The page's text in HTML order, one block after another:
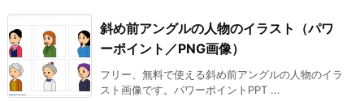
斜め前アングルの人物のイラスト（パワ
ーポイント／PNG画像）
フリー、無料で使える斜め前アングルの人物のイラ
スト画像です。パワーポイントPPT ...